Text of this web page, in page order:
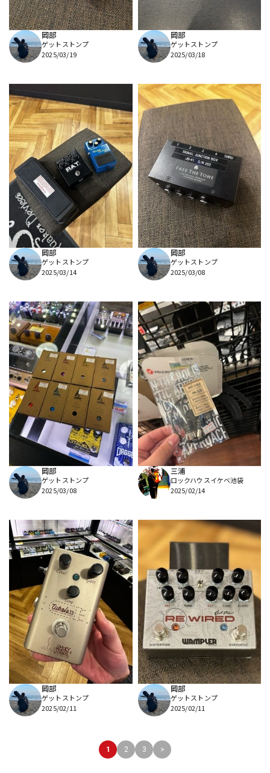
岡部
ゲットストンプ
2025/03/19
岡部
ゲットストンプ
2025/03/18
岡部
ゲットストンプ
2025/03/14
岡部
ゲットストンプ
2025/03/08
岡部
ゲットストンプ
2025/03/08
三浦
ロックハウスイケベ池袋
2025/02/14
岡部
ゲットストンプ
2025/02/11
岡部
ゲットストンプ
2025/02/11
1 2 3 >